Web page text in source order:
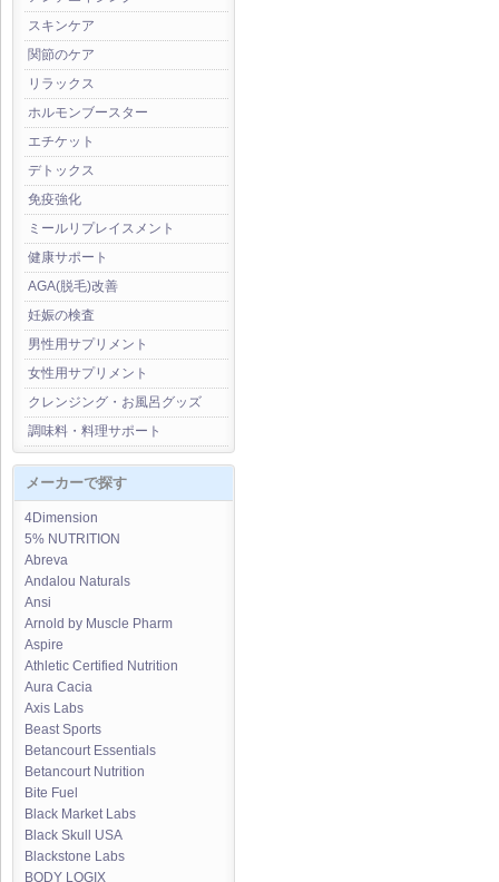
スキンケア
関節のケア
リラックス
ホルモンブースター
エチケット
デトックス
免疫強化
ミールリプレイスメント
健康サポート
AGA(脱毛)改善
妊娠の検査
男性用サプリメント
女性用サプリメント
クレンジング・お風呂グッズ
調味料・料理サポート
メーカーで探す
4Dimension
5% NUTRITION
Abreva
Andalou Naturals
Ansi
Arnold by Muscle Pharm
Aspire
Athletic Certified Nutrition
Aura Cacia
Axis Labs
Beast Sports
Betancourt Essentials
Betancourt Nutrition
Bite Fuel
Black Market Labs
Black Skull USA
Blackstone Labs
BODY LOGIX